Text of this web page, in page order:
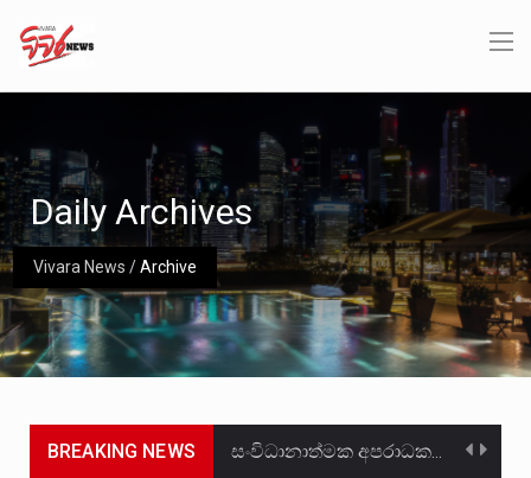
Vivara News /Archive
Daily Archives
BREAKING NEWS සංවිධානාත්මක අපරාධකරුවකු වන ලොකු පැටිගේ ප්‍රධාන වෙඩික්කරු බවට සැක කරන ගිං ගඟේ ගිල්වා මරා දමා…